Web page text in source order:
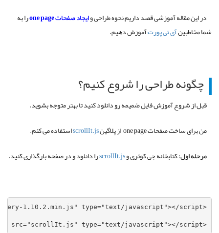
در این مقاله آموزشی قصد داریم نحوه طراحی وایجاد صفحات one page
را به
شما مخاطبینآی تی پورتآموزش دهیم.
چگونه طراحی را شروع کنیم؟
قبل از شروع آموزش فایل ضمیمه رو دانلود کنید تا بهتر متوجه بشوید.
من برای ساخت صفحات one page از پلاگین
scrollIt.jsاستفاده می کنم.
مرحله اول:کتابخانه جی کوئری وscrollIt.jsرا دانلود و در صفحه بارگذاری کنید.
<script src="scrollIt.js" type="text/javascript"></script>